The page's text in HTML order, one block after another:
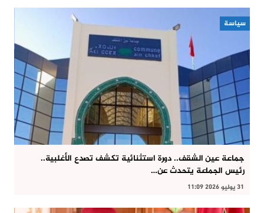
سياسة
جماعة عين الشقف.. دورة استثنائية تكشف تصدع الأغلبية..
رئيس الجماعة يتحدث عن…
31 يوليو 2026 11:09